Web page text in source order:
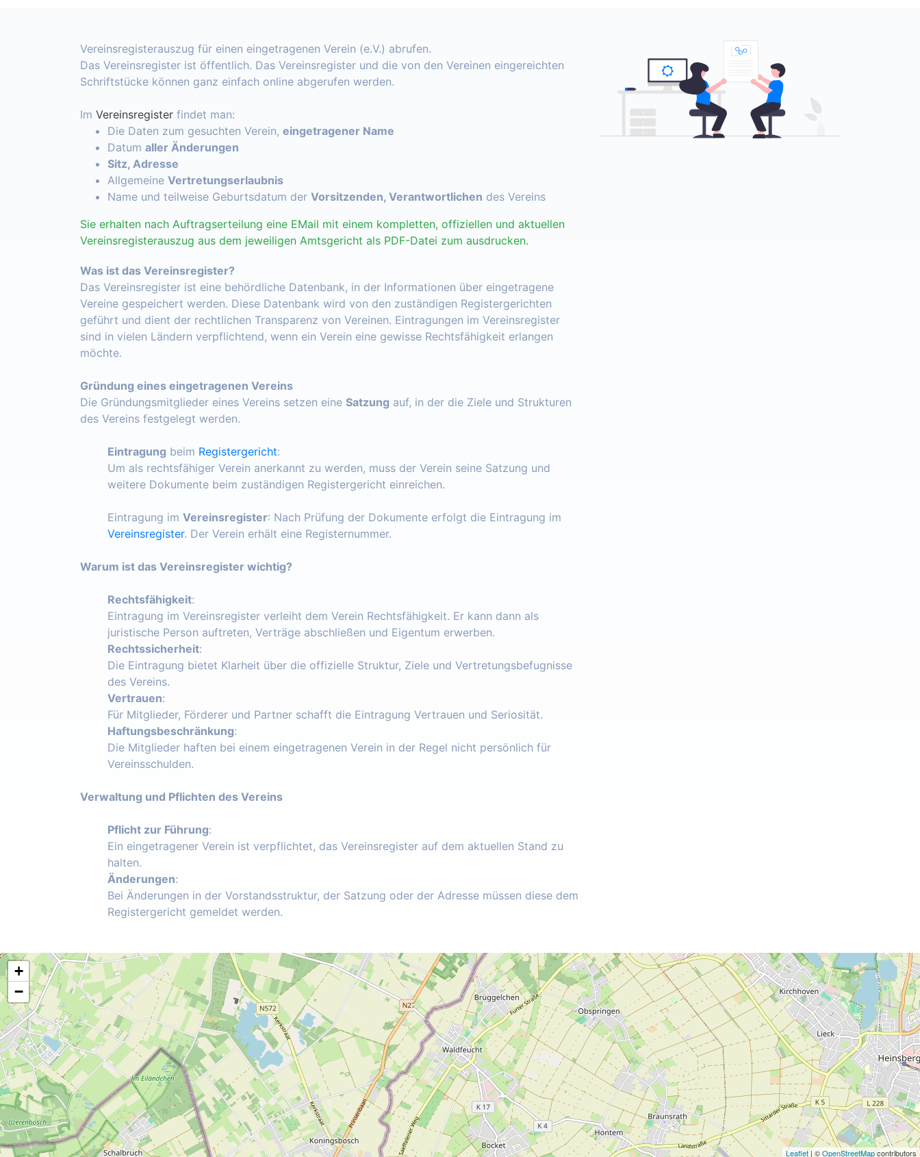
Vereinsregisterauszug für einen eingetragenen Verein (e.V.) abrufen.
Das Vereinsregister ist öffentlich. Das Vereinsregister und die von den Vereinen eingereichten
Schriftstücke können ganz einfach online abgerufen werden.
Im Vereinsregister findet man:
Die Daten zum gesuchten Verein, eingetragener Name
Datum aller Änderungen
Sitz, Adresse
Allgemeine Vertretungserlaubnis
Name und teilweise Geburtsdatum der Vorsitzenden, Verantwortlichen des Vereins
Sie erhalten nach Auftragserteilung eine EMail mit einem kompletten, offiziellen und aktuellen
Vereinsregisterauszug aus dem jeweiligen Amtsgericht als PDF-Datei zum ausdrucken.
Was ist das Vereinsregister?
Das Vereinsregister ist eine behördliche Datenbank, in der Informationen über eingetragene
Vereine gespeichert werden. Diese Datenbank wird von den zuständigen Registergerichten
geführt und dient der rechtlichen Transparenz von Vereinen. Eintragungen im Vereinsregister
sind in vielen Ländern verpflichtend, wenn ein Verein eine gewisse Rechtsfähigkeit erlangen
möchte.
Gründung eines eingetragenen Vereins
Die Gründungsmitglieder eines Vereins setzen eine Satzung auf, in der die Ziele und Strukturen
des Vereins festgelegt werden.
Eintragung beim Registergericht:
Um als rechtsfähiger Verein anerkannt zu werden, muss der Verein seine Satzung und
weitere Dokumente beim zuständigen Registergericht einreichen.
Eintragung im Vereinsregister: Nach Prüfung der Dokumente erfolgt die Eintragung im
Vereinsregister. Der Verein erhält eine Registernummer.
Warum ist das Vereinsregister wichtig?
Rechtsfähigkeit:
Eintragung im Vereinsregister verleiht dem Verein Rechtsfähigkeit. Er kann dann als
juristische Person auftreten, Verträge abschließen und Eigentum erwerben.
Rechtssicherheit:
Die Eintragung bietet Klarheit über die offizielle Struktur, Ziele und Vertretungsbefugnisse
des Vereins.
Vertrauen:
Für Mitglieder, Förderer und Partner schafft die Eintragung Vertrauen und Seriosität.
Haftungsbeschränkung:
Die Mitglieder haften bei einem eingetragenen Verein in der Regel nicht persönlich für
Vereinsschulden.
Verwaltung und Pflichten des Vereins
Pflicht zur Führung:
Ein eingetragener Verein ist verpflichtet, das Vereinsregister auf dem aktuellen Stand zu
halten.
Änderungen:
Bei Änderungen in der Vorstandsstruktur, der Satzung oder der Adresse müssen diese dem
Registergericht gemeldet werden.
+
−
Leaflet| ©OpenStreetMapcontributors